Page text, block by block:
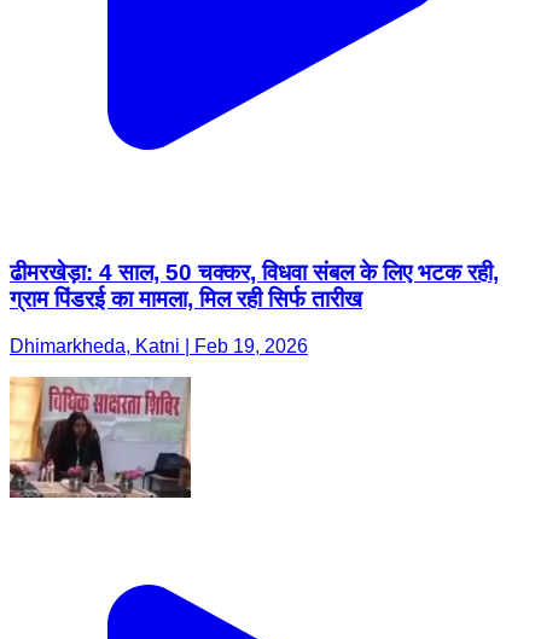
ढीमरखेड़ा: 4 साल, 50 चक्कर, विधवा संबल के लिए भटक रही,
ग्राम पिंडरई का मामला, मिल रही सिर्फ तारीख
Dhimarkheda, Katni | Feb 19, 2026